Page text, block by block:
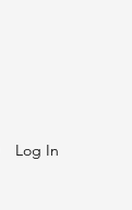
Log In